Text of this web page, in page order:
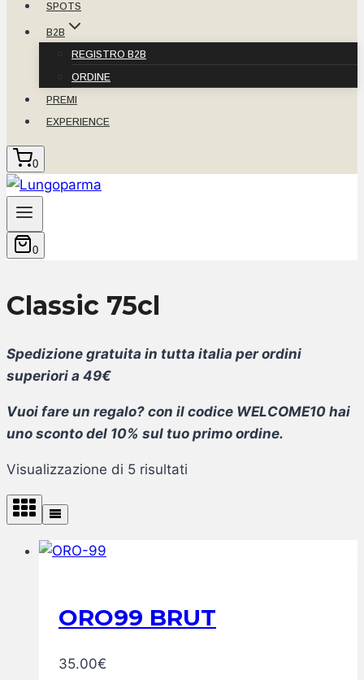
SPOTS
B2B
REGISTRO B2B
ORDINE
PREMI
EXPERIENCE
0
0
Classic 75cl
Spedizione gratuita in tutta italia per ordini
superiori a 49€
Vuoi fare un regalo? con il codice WELCOME10 hai
uno sconto del 10% sul tuo primo ordine.
Visualizzazione di 5 risultati
ORO99 BRUT
35.00€